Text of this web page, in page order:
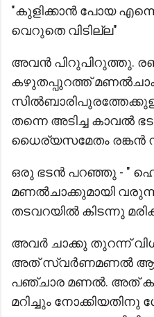
"കുളിക്കാൻ പോയ
വെറുതെ വിടില്ല"
അവൻ പിറുപിറുത്തു.
കഴുതപ്പുറത്ത്
തന്നെ അടിച്ച കാവൽ
ധൈര്യസമേതം രങ്കൻ
ഒരു ഭടൻ പറഞ്ഞു - "
മണൽചാക്കുമായി
തടവറയിൽ കിടന്നു
അവർ ചാക്കു തുറന്ന്
അത് സ്വർണമണൽ
പഞ്ചാര മണൽ. അത്
മറിച്ചും നോക്കിയതിനു